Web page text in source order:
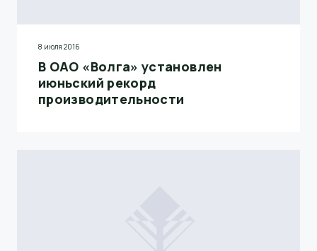
8 июля 2016
В ОАО «Волга» установлен
июньский рекорд
производительности